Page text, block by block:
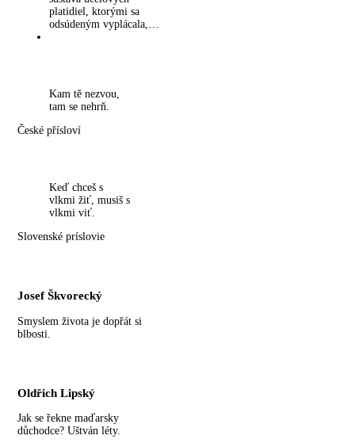
platidiel, ktorými sa
odsúdeným vyplácala,…
Kam tě nezvou,
tam se nehrň.
České přísloví
Keď chceš s
vlkmi žiť, musiš s
vlkmi viť.
Slovenské príslovie
Josef Škvorecký
Smyslem života je dopřát si
blbosti.
Oldřich Lipský
Jak se řekne maďarsky
důchodce? Uštván léty.